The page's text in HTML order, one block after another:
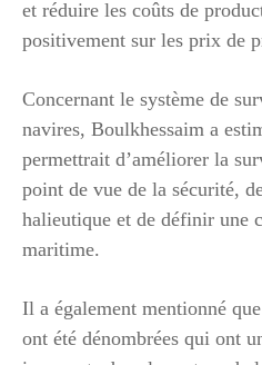
et réduire les coûts de
positivement sur les prix de
Concernant le système de
navires, Boulkhessaim a
permettrait d’améliorer la
point de vue de la sécurité,
halieutique et de définir une
maritime.
Il a également mentionné
ont été dénombrées qui ont